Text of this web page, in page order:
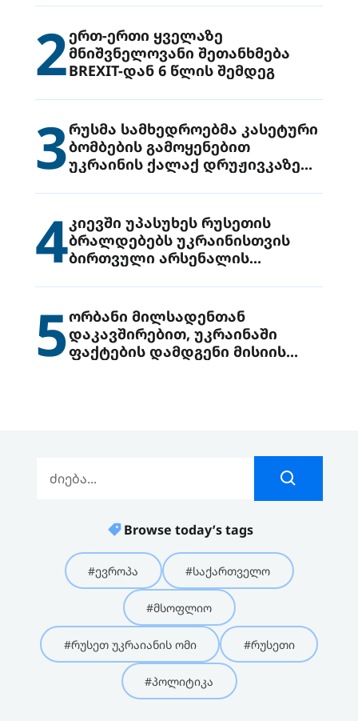
2ერთ-ერთი ყველაზე
მნიშვნელოვანი შეთანხმება
BREXIT-დან 6 წლის შემდეგ
3რუსმა სამხედროებმა კასეტური
ბომბების გამოყენებით
უკრაინის ქალაქ დრუჟივკაზე
4კიევში უპასუხეს რუსეთის
ბრალდებებს უკრაინისთვის
ბირთვული არსენალის
5ორბანი მილსადენთან
დაკავშირებით, უკრაინაში
ფაქტების დამდგენი მისიის
Browse today’s tags
#ევროპა #საქართველო
#მსოფლიო
#რუსეთ უკრაიანის ომი #რუსეთი
#პოლიტიკა